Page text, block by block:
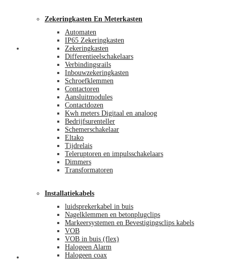
Mijn account
Zekeringkasten En Meterkasten
Automaten
IP65 Zekeringkasten
Zekeringkasten
Differentieelschakelaars
Verbindingsrails
Inbouwzekeringkasten
Schroefklemmen
Contactoren
Aansluitmodules
Contactdozen
Kwh meters Digitaal en analoog
Bedrijfsurenteller
Schemerschakelaar
Eltako
Tijdrelais
Teleruptoren en impulsschakelaars
Dimmers
Transformatoren
Installatiekabels
luidsprekerkabel in buis
Nagelklemmen en betonplugclips
Markeersystemen en Bevestigingsclips kabels
VOB
VOB in buis (flex)
Halogeen Alarm
Halogeen coax